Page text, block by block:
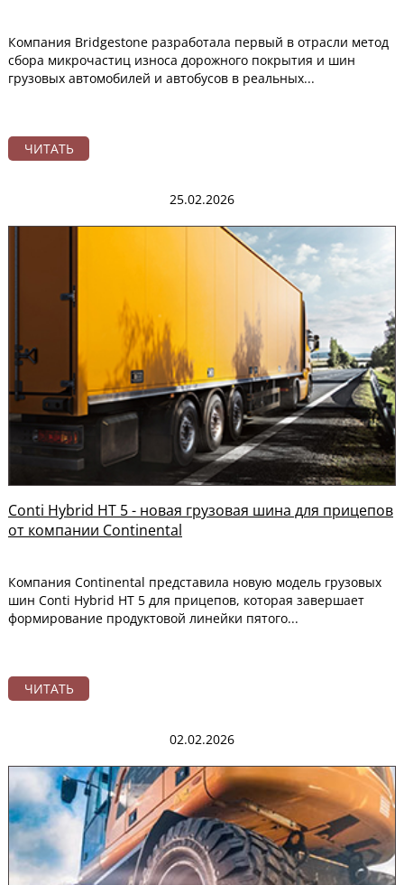
Компания Bridgestone разработала первый в отрасли метод
сбора микрочастиц износа дорожного покрытия и шин
грузовых автомобилей и автобусов в реальных...
ЧИТАТЬ
25.02.2026
Conti Hybrid HT 5 - новая грузовая шина для прицепов
от компании Continental
Компания Continental представила новую модель грузовых
шин Conti Hybrid HT 5 для прицепов, которая завершает
формирование продуктовой линейки пятого...
ЧИТАТЬ
02.02.2026